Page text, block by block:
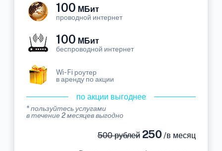
100 МБит
проводной интернет
100 МБит
беспроводной интернет
Wi-Fi роутер
в аренду по акции
по акции выгоднее
* пользуйтесь услугами
в течение 2 месяцев выгодно
500 рублей250 /в месяц